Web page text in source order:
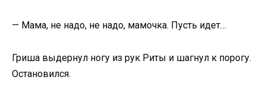
— Мама, не надо, не надо, мамочка. Пусть идет…
Гриша выдернул ногу из рук Риты и шагнул к порогу.
Остановился.